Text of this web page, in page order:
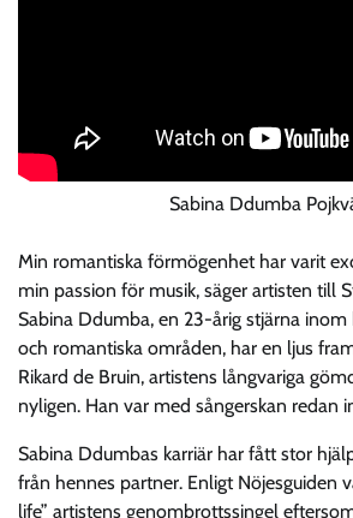
Sabina Ddumba
Min romantiska förmögenhet har varit
min passion för musik, säger artisten till
Sabina Ddumba, en 23-årig stjärna
och romantiska områden, har en ljus
Rikard de Bruin, artistens långvariga
nyligen. Han var med sångerskan redan
Sabina Ddumbas karriär har fått stor
från hennes partner. Enligt Nöjesguiden
life” artistens genombrottssingel